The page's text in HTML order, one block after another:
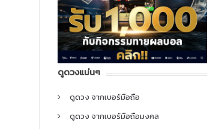
ดูดวงแม่นๆ
ดูดวง จากเบอร์มือถือ
ดูดวง จากเบอร์มือถือมงคล